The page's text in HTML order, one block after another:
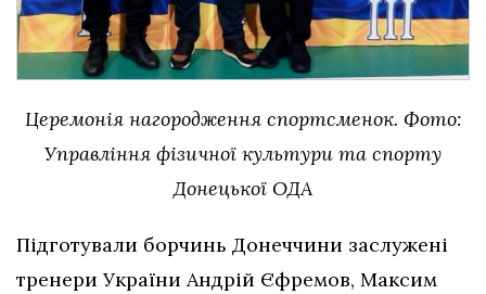
Церемонія нагородження спортсменок. Фото:
Управління фізичної культури та спорту
Донецької ОДА
Підготували борчинь Донеччини заслужені
тренери України Андрій Єфремов, Максим